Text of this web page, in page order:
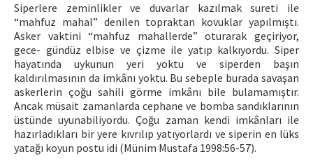
Siperlere zeminlikler ve duvarlar kazılmak sureti ile
“mahfuz mahal” denilen topraktan kovuklar yapılmıştı.
Asker vaktini “mahfuz mahallerde” oturarak geçiriyor,
gece- gündüz elbise ve çizme ile yatıp kalkıyordu. Siper
hayatında uykunun yeri yoktu ve siperden başın
kaldırılmasının da imkânı yoktu. Bu sebeple burada savaşan
askerlerin çoğu sahili görme imkânı bile bulamamıştır.
Ancak müsait zamanlarda cephane ve bomba sandıklarının
üstünde uyunabiliyordu. Çoğu zaman kendi imkânları ile
hazırladıkları bir yere kıvrılıp yatıyorlardı ve siperin en lüks
yatağı koyun postu idi (Münim Mustafa 1998:56-57).